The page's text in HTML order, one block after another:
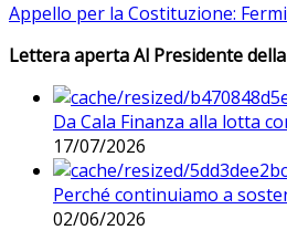
Appello per la Costituzione:
Lettera aperta Al Presidente
Da Cala Finanza alla lotta
17/07/2026
Perché continuiamo a
02/06/2026